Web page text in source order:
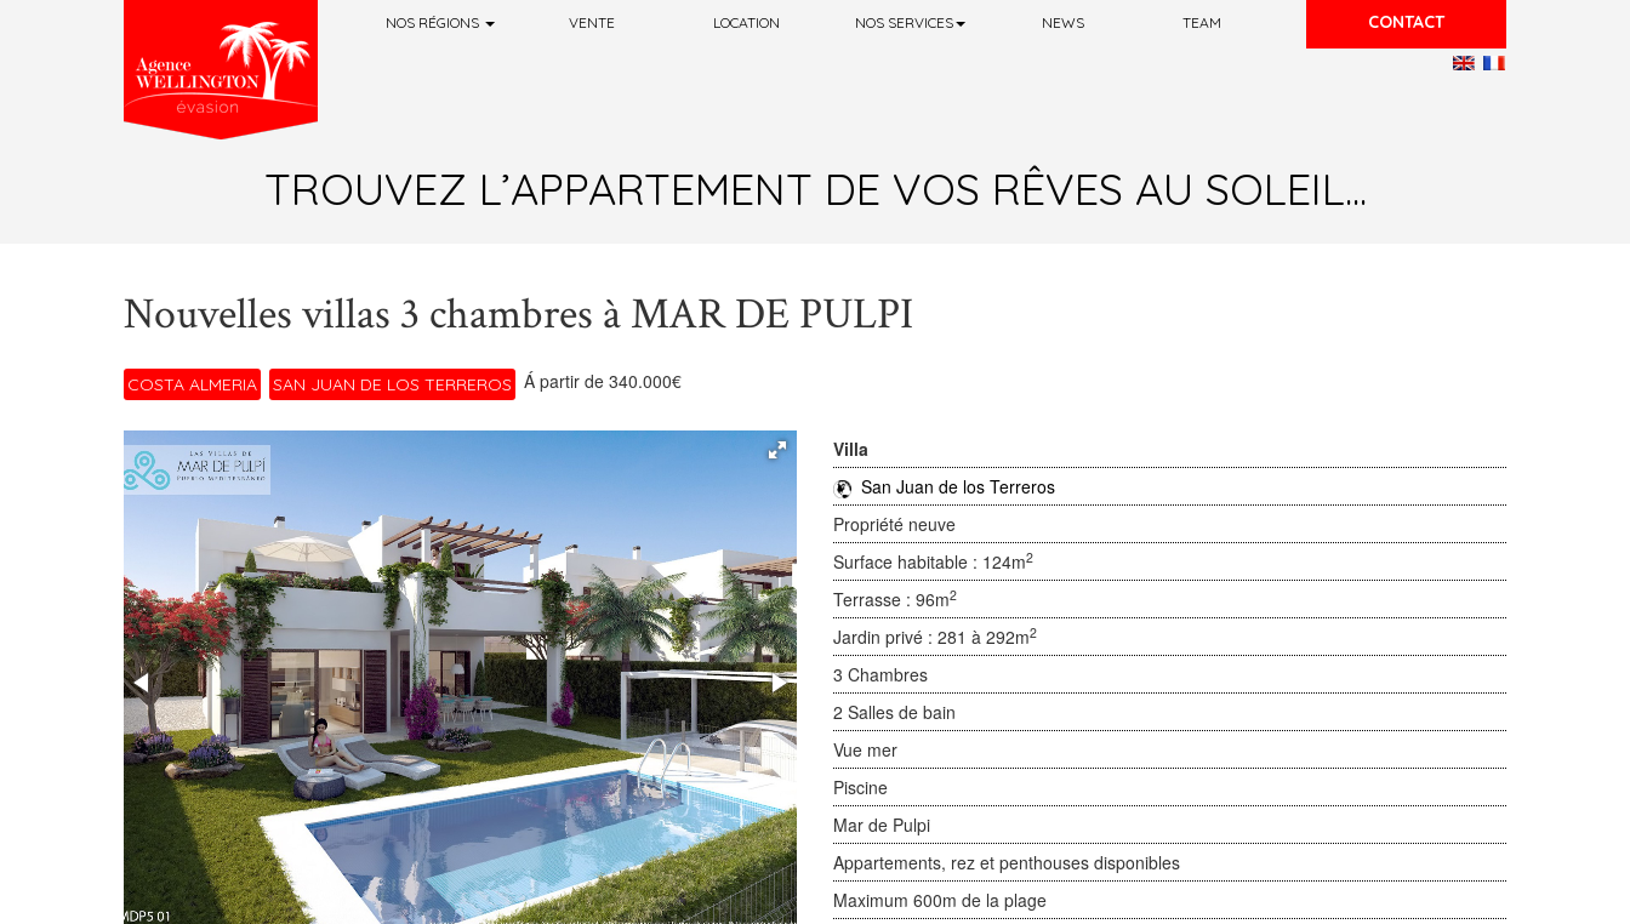
NOS RÉGIONS VENTE LOCATION NOS SERVICES NEWS TEAM CONTACT
TROUVEZ L’APPARTEMENT DE VOS RÊVES AU SOLEIL...
Nouvelles villas 3 chambres à MAR DE PULPI
COSTA ALMERIA SAN JUAN DE LOS TERREROS Á partir de 340.000€
Villa
San Juan de los Terreros
Propriété neuve
Surface habitable : 124m2
Terrasse : 96m2
Jardin privé : 281 à 292m2
3 Chambres
2 Salles de bain
Vue mer
Piscine
Mar de Pulpi
Appartements, rez et penthouses disponibles
Maximum 600m de la plage